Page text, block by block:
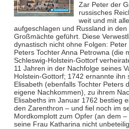
Zar Peter der
russisches
weit und mit
aufgeschlagen und Russland in
Großmächte geführt. Diese
dynastisch nicht ohne Folgen:
Peters Tochter Anna Petrowna (die
Schleswig-Holstein-Gottorf
11 Jahren in der Nachfolge seines
Holstein-Gottorf; 1742 ernannte ihn
Elisabeth (ebenfalls Tochter Peters
eigene Nachkommen), zu ihrem
Elisabeths im Januar 1762 bestieg
den Zarenthron – und fiel noch im
Mordkomplott zum Opfer (an dem
seine Frau Katharina nicht